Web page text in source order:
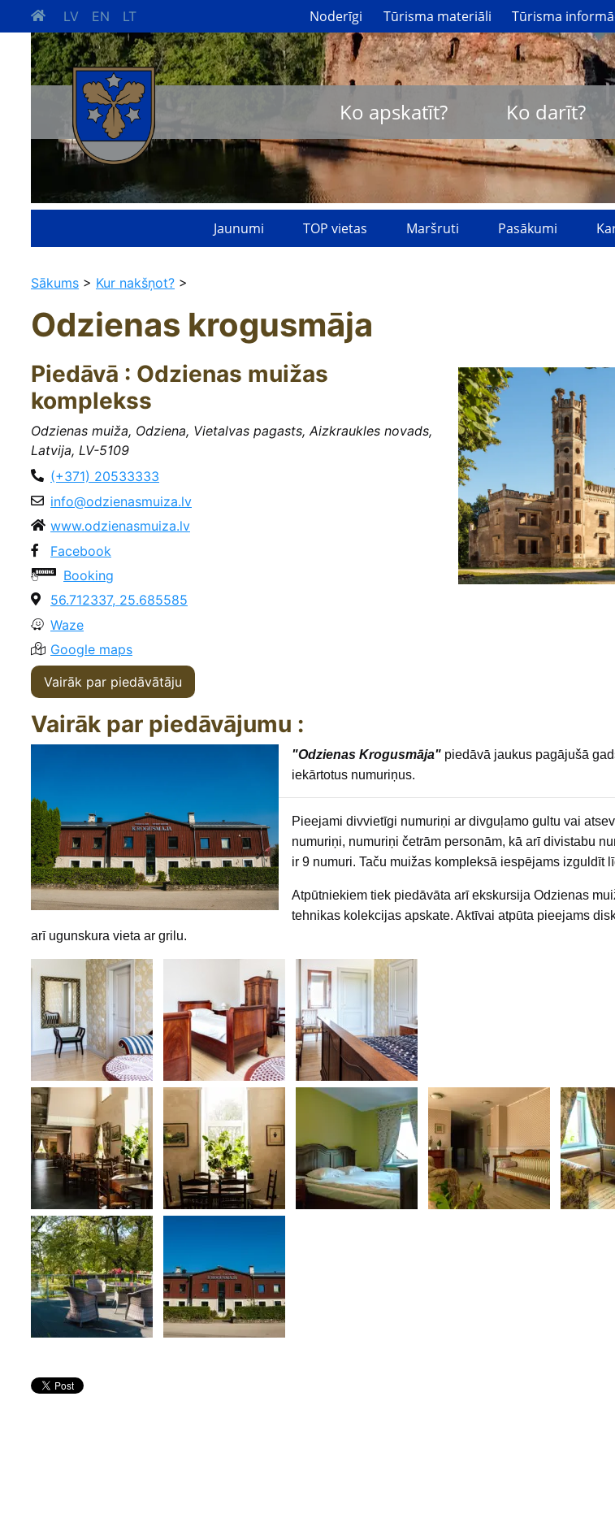
LV EN LT Noderīgi Tūrisma materiāli Tūrisma
Ko apskatīt? Ko darīt?
Jaunumi TOP vietas Maršruti Pasākumi
Sākums > Kur nakšņot? >
Odzienas krogusmāja
Piedāvā : Odzienas muižas
komplekss
Odzienas muiža, Odziena, Vietalvas pagasts, Aizkraukles novads,
Latvija, LV-5109
(+371) 20533333
info@odzienasmuiza.lv
www.odzienasmuiza.lv
Facebook
Booking
56.712337, 25.685585
Waze
Google maps
Vairāk par piedāvātāju
Vairāk par piedāvājumu :
"Odzienas Krogusmāja" piedāvā jaukus pagājušā
iekārtotus numuriņus.
Pieejami divvietīgi numuriņi ar divguļamo gultu vai
numuriņi, numuriņi četrām personām, kā arī divistabu
ir 9 numuri. Taču muižas kompleksā iespējams izguldīt
Atpūtniekiem tiek piedāvāta arī ekskursija Odzienas
tehnikas kolekcijas apskate. Aktīvai atpūta pieejams
arī ugunskura vieta ar grilu.